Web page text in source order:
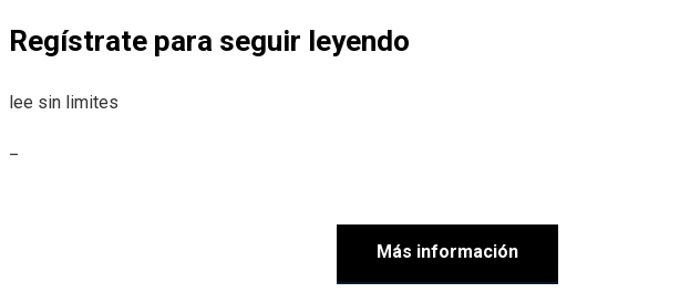
Regístrate para seguir leyendo
lee sin limites
Más información